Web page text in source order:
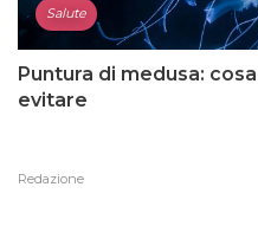
Salute
Puntura di medusa:
evitare
Redazione